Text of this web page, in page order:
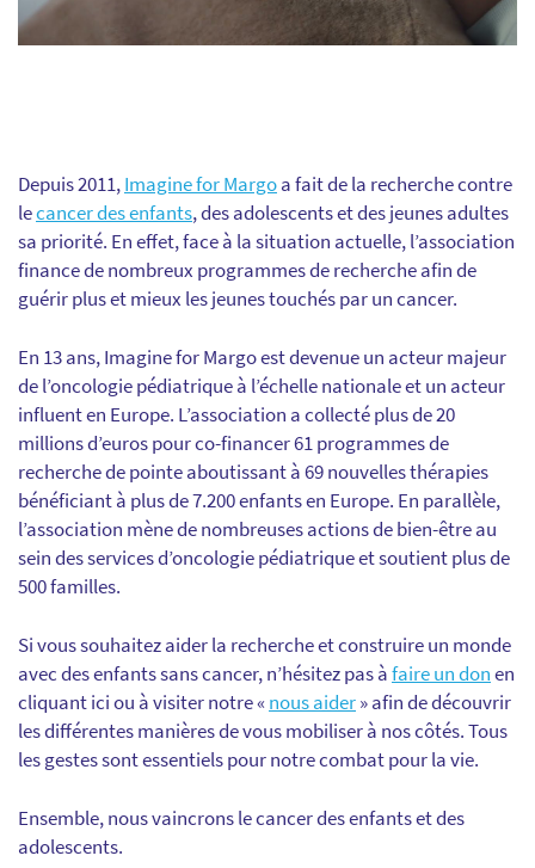
Depuis 2011,Imagine for Margoa fait de la recherche contre
lecancer des enfants, des adolescents et des jeunes adultes
sa priorité. En effet, face à la situation actuelle, l’association
finance de nombreux programmes de recherche afin de
guérir plus et mieux les jeunes touchés par un cancer.
En 13 ans, Imagine for Margo est devenue un acteur majeur
de l’oncologie pédiatrique à l’échelle nationale et un acteur
influent en Europe. L’association a collecté plus de 20
millions d’euros pour co-financer 61 programmes de
recherche de pointe aboutissant à 69 nouvelles thérapies
bénéficiant à plus de 7.200 enfants en Europe. En parallèle,
l’association mène de nombreuses actions de bien-être au
sein des services d’oncologie pédiatrique et soutient plus de
500 familles.
Si vous souhaitez aider la recherche et construire un monde
avec des enfants sans cancer, n’hésitez pas àfaire un donen
cliquant ici ou à visiter notre «nous aider» afin de découvrir
les différentes manières de vous mobiliser à nos côtés. Tous
les gestes sont essentiels pour notre combat pour la vie.
Ensemble, nous vaincrons le cancer des enfants et des
adolescents.